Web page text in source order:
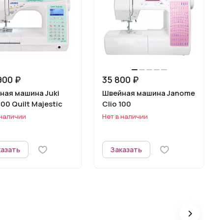
₽
машина Juki
Quilt Majestic
35 800 ₽
Швейная машина Janome
Clio 100
Нет в наличии
Заказать